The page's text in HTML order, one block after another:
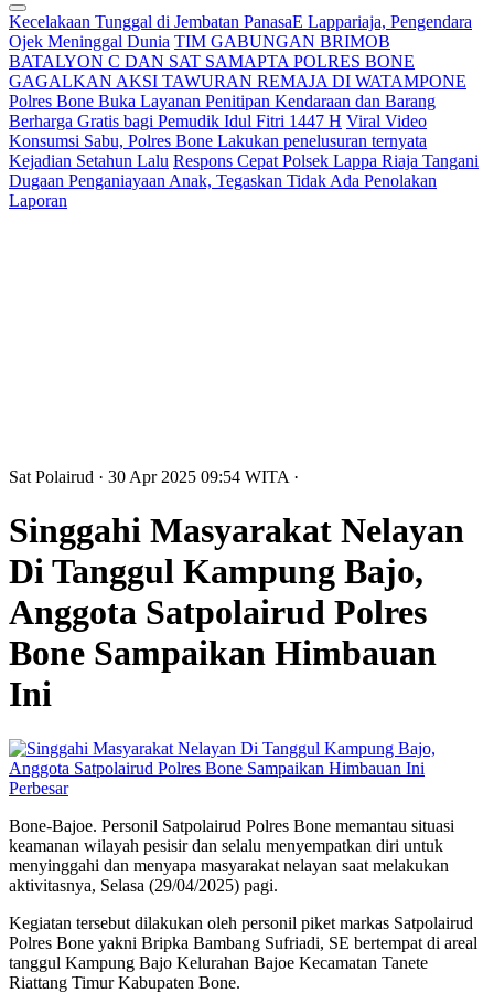
Kecelakaan Tunggal di Jembatan PanasaE Lappariaja, Pengendara
Ojek Meninggal Dunia TIM GABUNGAN BRIMOB
BATALYON C DAN SAT SAMAPTA POLRES BONE
GAGALKAN AKSI TAWURAN REMAJA DI WATAMPONE
Polres Bone Buka Layanan Penitipan Kendaraan dan Barang
Berharga Gratis bagi Pemudik Idul Fitri 1447 H Viral Video
Konsumsi Sabu, Polres Bone Lakukan penelusuran ternyata
Kejadian Setahun Lalu Respons Cepat Polsek Lappa Riaja Tangani
Dugaan Penganiayaan Anak, Tegaskan Tidak Ada Penolakan
Laporan
Sat Polairud · 30 Apr 2025 09:54 WITA ·
Singgahi Masyarakat Nelayan
Di Tanggul Kampung Bajo,
Anggota Satpolairud Polres
Bone Sampaikan Himbauan
Ini
Perbesar
Bone-Bajoe. Personil Satpolairud Polres Bone memantau situasi
keamanan wilayah pesisir dan selalu menyempatkan diri untuk
menyinggahi dan menyapa masyarakat nelayan saat melakukan
aktivitasnya, Selasa (29/04/2025) pagi.
Kegiatan tersebut dilakukan oleh personil piket markas Satpolairud
Polres Bone yakni Bripka Bambang Sufriadi, SE bertempat di areal
tanggul Kampung Bajo Kelurahan Bajoe Kecamatan Tanete
Riattang Timur Kabupaten Bone.